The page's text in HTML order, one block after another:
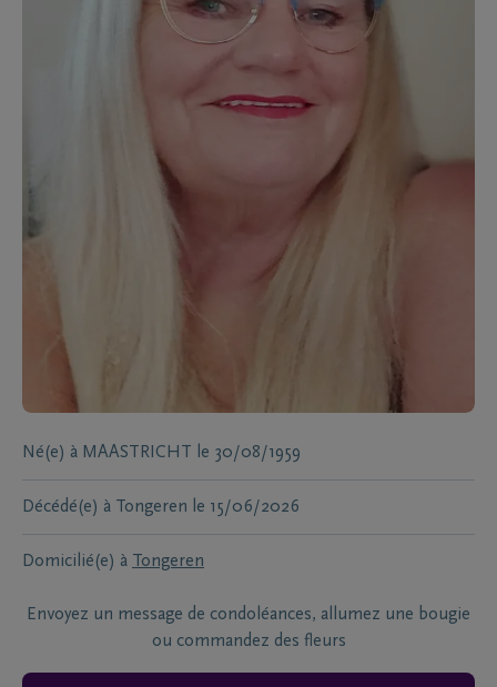
Né(e) à MAASTRICHT le 30/08/1959
Décédé(e) à Tongeren le 15/06/2026
Domicilié(e) à Tongeren
Envoyez un message de condoléances, allumez une bougie
ou commandez des fleurs